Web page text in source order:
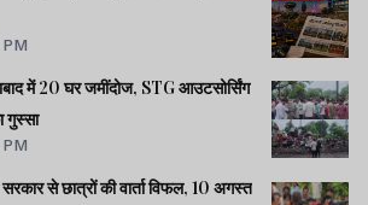
में 20 घर जमींदोज, STG आउटसोर्सिंग
गुस्सा
से छात्रों की वार्ता विफल, 10 अगस्त